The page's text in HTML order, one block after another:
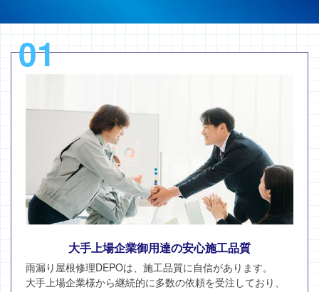
01
大手上場企業御用達の安心施工品質
雨漏り屋根修理DEPOは、施工品質に自信があります。
大手上場企業様から継続的に多数の依頼を受注しており、